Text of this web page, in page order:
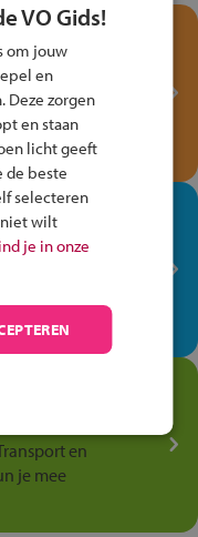
met het
Verkeersspel
fiets!
je op je
jouw talent
waar elke dag
de
en
je mee
VO Gids!
om jouw
en
Deze zorgen
en staan
licht geeft
de beste
selecteren
wilt
je in onze